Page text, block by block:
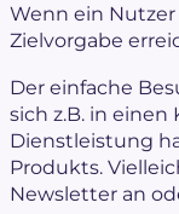
Wenn ein
Zielvorgabe
Der einfache
sich z.B. in
Dienstleistung
Produkts.
Newsletter an